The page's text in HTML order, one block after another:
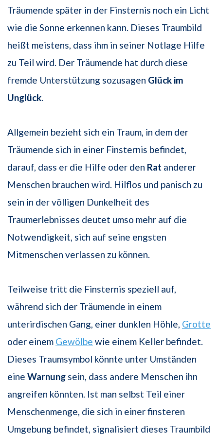
Träumende später in der Finsternis noch ein Licht
wie die Sonne erkennen kann. Dieses Traumbild
heißt meistens, dass ihm in seiner Notlage Hilfe
zu Teil wird. Der Träumende hat durch diese
fremde Unterstützung sozusagen Glück im
Unglück
Allgemein bezieht sich ein Traum, in dem der
Träumende sich in einer Finsternis befindet,
darauf, dass er die Hilfe oder den Rat anderer
Menschen brauchen wird. Hilflos und panisch zu
sein in der völligen Dunkelheit des
Traumerlebnisses deutet umso mehr auf die
Notwendigkeit, sich auf seine engsten
Mitmenschen verlassen zu können.
Teilweise tritt die Finsternis speziell auf,
während sich der Träumende in einem
unterirdischen Gang, einer dunklen Höhle, Grotte
oder einem Gewölbe wie einem Keller befindet.
Dieses Traumsymbol könnte unter Umständen
eine Warnung sein, dass andere Menschen ihn
angreifen könnten. Ist man selbst Teil einer
Menschenmenge, die sich in einer finsteren
Umgebung befindet, signalisiert dieses Traumbild